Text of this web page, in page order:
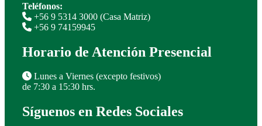
Teléfonos:
+56 9 5314 3000 (Casa Matriz)
+56 9 74159945
Horario de Atención Presencial
Lunes a Viernes (excepto festivos)
de 7:30 a 15:30 hrs.
Síguenos en Redes Sociales